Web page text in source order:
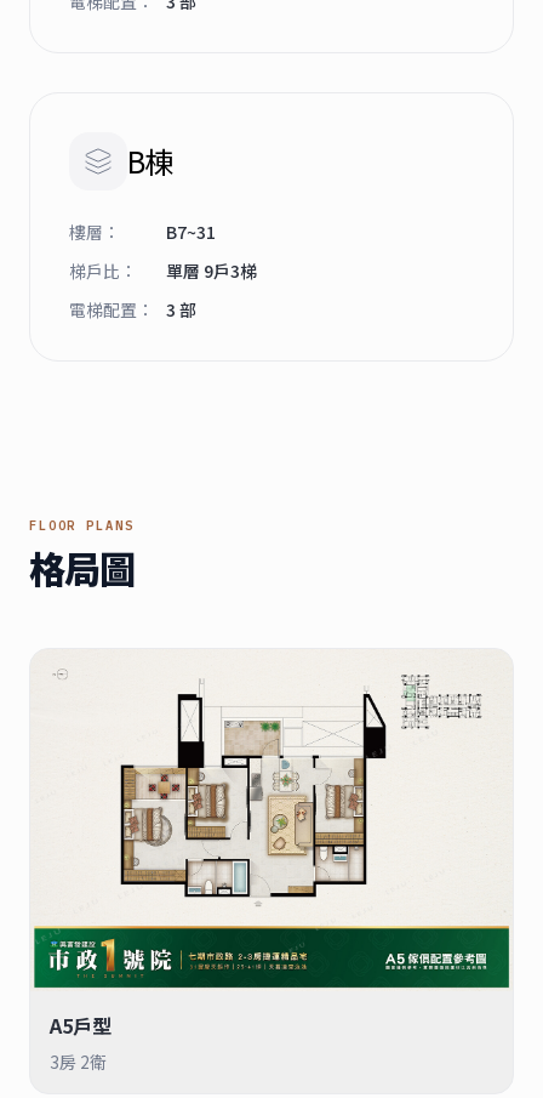
B棟
樓層 ：
B7~31
梯戶比 ：
單層 9戶3梯
電梯配置 ： 3 部
FLOOR PLANS
格局圖
A5戶型
3房 2衛